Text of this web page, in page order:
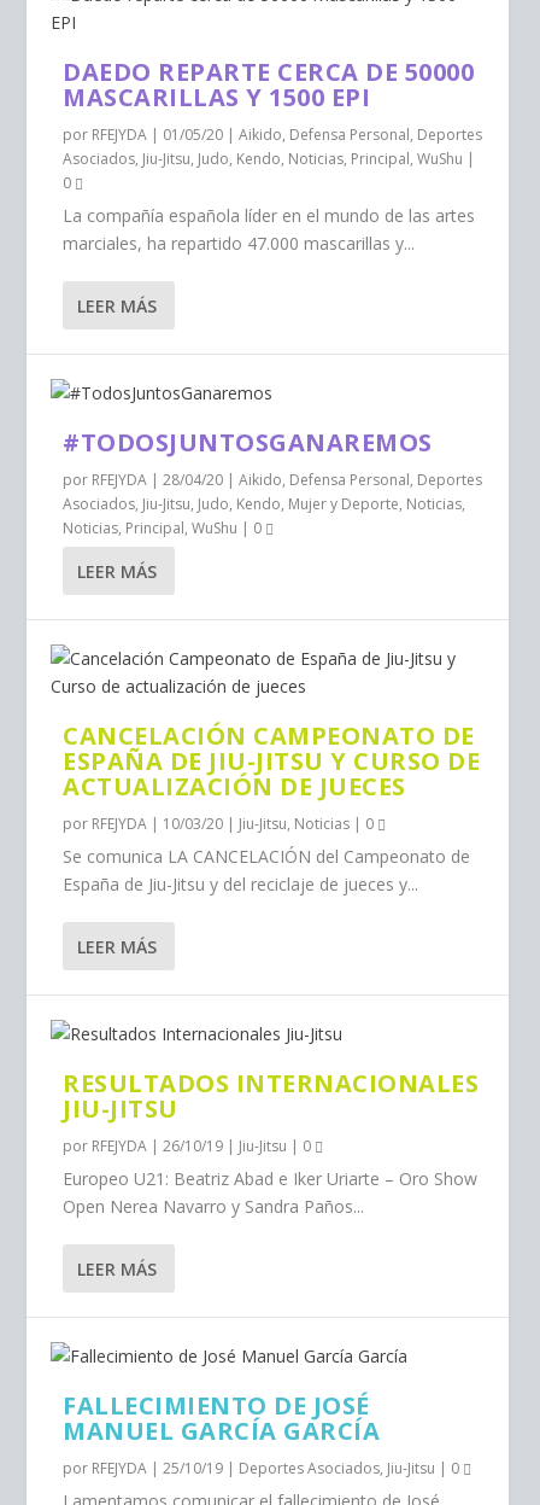
DAEDO REPARTE CERCA DE 50000
MASCARILLAS Y 1500 EPI
por RFEJYDA | 01/05/20 |Aikido, Defensa Personal, Deportes
Asociados, Jiu-Jitsu, Judo, Kendo, Noticias, Principal,WuShu |
0
La compañía española líder en el mundo de las artes
marciales, ha repartido 47.000 mascarillas y...
LEER MÁS
#TODOSJUNTOSGANAREMOS
por RFEJYDA |28/04/20 |Aikido, Defensa Personal, Deportes
Asociados, Jiu-Jitsu, Judo, Kendo, Mujer y Deporte, Noticias,
Noticias, Principal,WuShu | 0
LEER MÁS
CANCELACIÓN CAMPEONATO DE
ESPAÑA DE JIU-JITSU Y CURSO DE
ACTUALIZACIÓN DE JUECES
por RFEJYDA | 10/03/20 | Jiu-Jitsu, Noticias | 0
Se comunica LA CANCELACIÓN del Campeonato de
España de Jiu-Jitsu y del reciclaje de jueces y...
LEER MÁS
RESULTADOS INTERNACIONALES
JIU-JITSU
por RFEJYDA |26/10/19 | Jiu-Jitsu | 0
Europeo U21: Beatriz Abad e Iker Uriarte – Oro Show
Open Nerea Navarro y Sandra Paños...
LEER MÁS
FALLECIMIENTO DE JOSÉ
MANUEL GARCÍA GARCÍA
por RFEJYDA |25/10/19 | Deportes Asociados, Jiu-Jitsu | 0